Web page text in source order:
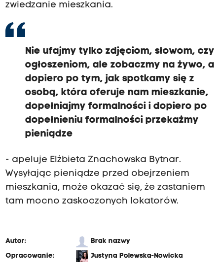
zwiedzanie mieszkania.
Nie ufajmy tylko zdjęciom, słowom, czy
ogłoszeniom, ale zobaczmy na żywo, a
dopiero po tym, jak spotkamy się z
osobą, która oferuje nam mieszkanie,
dopełniajmy formalności i dopiero po
dopełnieniu formalności przekażmy
pieniądze
- apeluje Elżbieta Znachowska Bytnar.
Wysyłając pieniądze przed obejrzeniem
mieszkania, może okazać się, że zastaniem
tam mocno zaskoczonych lokatorów.
Autor:
Brak nazwy
Opracowanie:
Justyna Polewska-Nowicka